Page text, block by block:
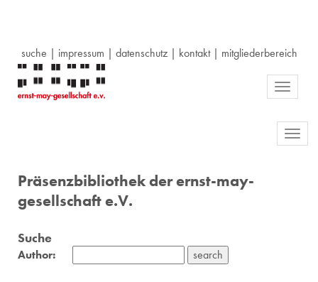
suche | impressum | datenschutz| kontakt| mitgliederbereich
Toggle
Präsenzbibliothek der ernst-may-
gesellschaft e.V.
Suche
Author: